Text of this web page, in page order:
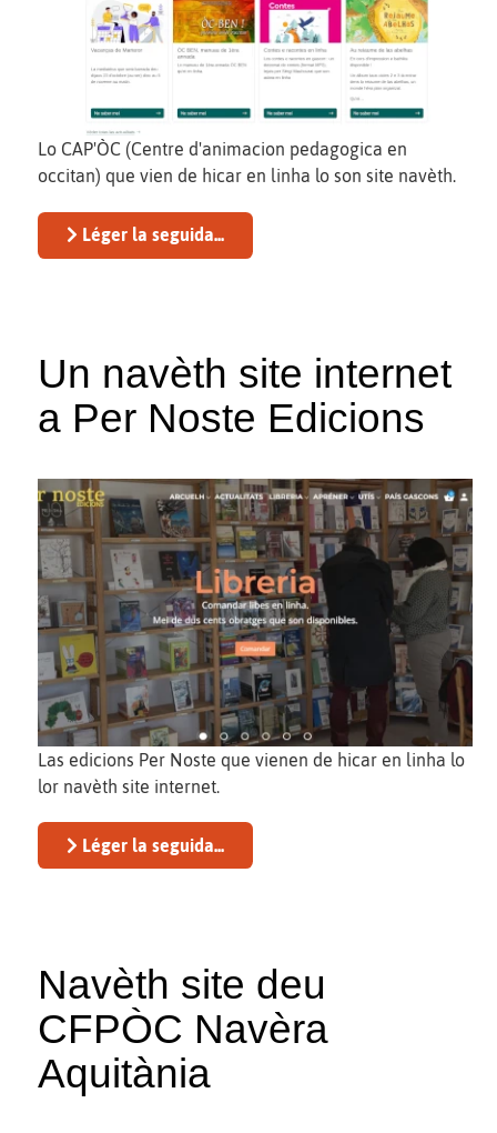
Lo CAP'ÒC (Centre d'animacion pedagogica en
occitan) que vien de hicar en linha lo son site navèth.
Léger la seguida...
Un navèth site internet
a Per Noste Edicions
Las edicions Per Noste que vienen de hicar en linha lo
lor navèth site internet.
Léger la seguida...
Navèth site deu
CFPÒC Navèra
Aquitània